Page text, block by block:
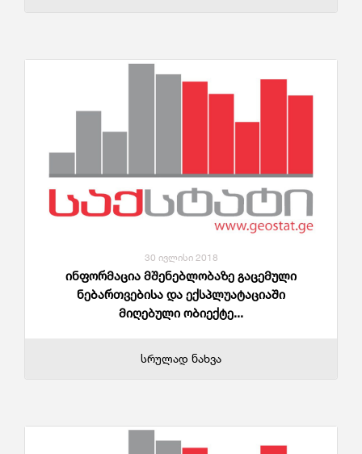
30 ივლისი 2018
ინფორმაცია მშენებლობაზე გაცემული
ნებართვებისა და ექსპლუატაციაში
მიღებული ობიექტე...
სრულად ნახვა